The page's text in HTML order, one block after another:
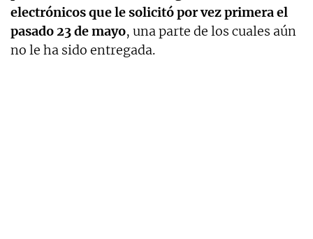
electrónicos que le solicitó por vez primera el
pasado 23 de mayo, una parte de los cuales aún
no le ha sido entregada.